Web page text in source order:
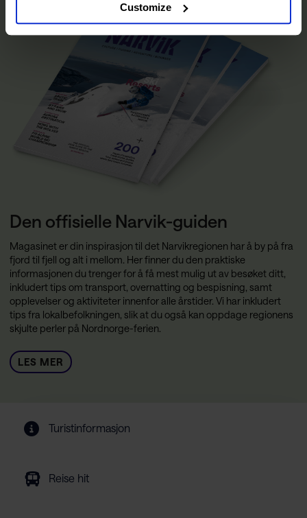
Customize
Den offisielle Narvik-guiden
Magasinet er din inspirasjon til det Narvikregionen har å by på fra
fjord til fjell og alt i mellom. Her finner du den praktiske
informasjonen du trenger for å få mest mulig ut av besøket ditt,
inkludert tips om transport, overnatting og bespisning, samt
opplevelser og aktiviteter innenfor alle årstider. Vi har inkludert
tips fra lokalbefolkningen, slik at du også kan oppdage regionens
skjulte perler på Nordnorge-ferien.
LES MER
Turistinformasjon
Reise hit